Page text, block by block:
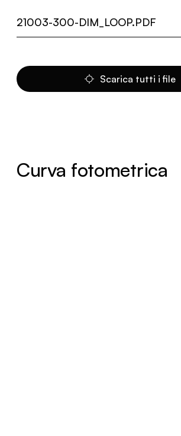
21003-300-DIM_LOOP.PDF
Scarica tutti i file
Curva fotometrica